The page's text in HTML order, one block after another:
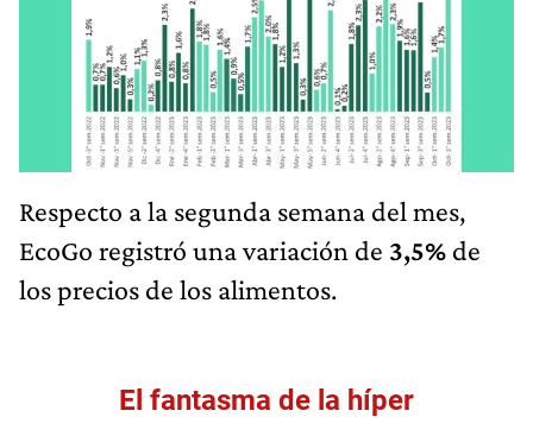
Respecto a la segunda semana del mes,
EcoGo registró una variación de 3,5% de
los precios de los alimentos.
El fantasma de la híper